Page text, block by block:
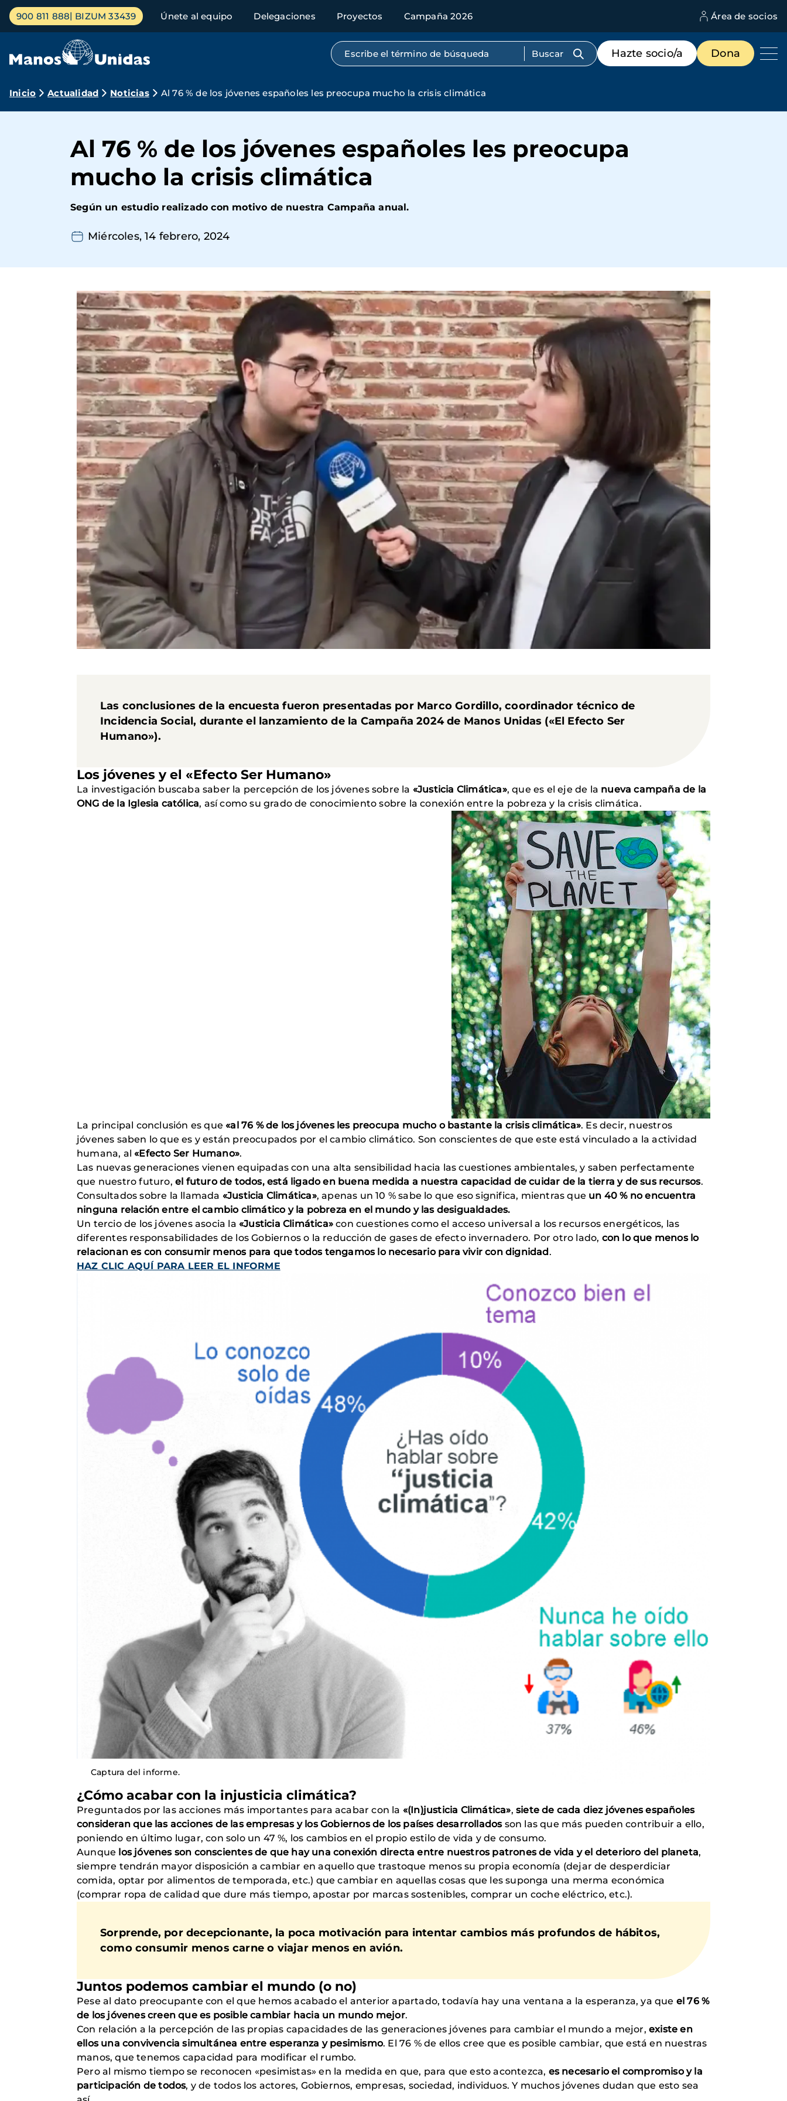
Pasar
contenido
Menú
principal
900 811 888 BIZUM 33439 Únete al equipo Delegaciones Proyectos Campaña 2026 Área de socios
Búsqueda por texto completo
Menú
de
destacados
Hazte socio/a Dona
Ruta
navegación
Inicio Actualidad Noticias Al 76 % de los jóvenes españoles les preocupa mucho la crisis climática
Al 76 % de los jóvenes españoles les preocupa
mucho la crisis climática
Según un estudio realizado con motivo de nuestra Campaña anual.
Miércoles, 14 febrero, 2024
Las conclusiones de la encuesta fueron presentadas por Marco Gordillo, coordinador técnico de
Incidencia Social, durante el lanzamiento de la Campaña 2024 de Manos Unidas («El Efecto Ser
Humano»).
Los jóvenes y el «Efecto Ser Humano»
La investigación buscaba saber la percepción de los jóvenes sobre la «Justicia Climática», que es el eje de la nueva campaña de la
ONG de la Iglesia católica, así como su grado de conocimiento sobre la conexión entre la pobreza y la crisis climática.
La principal conclusión es que«al 76 % de los jóvenes les preocupa mucho o bastante la crisis climática». Es decir, nuestros
jóvenes saben lo que es y están preocupados por el cambio climático. Son conscientes de que este está vinculado a la actividad
humana, al«Efecto Ser Humano».
Las nuevas generaciones vienen equipadas con una alta sensibilidad hacia las cuestiones ambientales, y saben perfectamente
que nuestro futuro, el futuro de todos, está ligado en buena medida a nuestra capacidad de cuidar de la tierra y de sus recursos.
Consultados sobre la llamada «Justicia Climática», apenas un 10 % sabe lo que eso significa, mientras que un 40 % no encuentra
ninguna relación entre el cambio climático y la pobreza en el mundo y las desigualdades.
Un tercio de los jóvenes asocia la «Justicia Climática» con cuestiones como el acceso universal a los recursos energéticos, las
diferentes responsabilidades de los Gobiernos o la reducción de gases de efecto invernadero. Por otro lado, con lo que menos lo
relacionan es con consumir menos para que todos tengamos lo necesario para vivir con dignidad.
HAZ CLIC AQUÍ PARA LEER EL INFORME
Captura del informe.
¿Cómo acabar con la injusticia climática?
Preguntados por las acciones más importantes para acabar con la «(In)justicia Climática»,siete de cada diez jóvenes españoles
consideran que las acciones de las empresas y los Gobiernos de los países desarrolladosson las que más pueden contribuir a ello,
poniendo en último lugar, con solo un 47 %, los cambios en el propio estilo de vida y de consumo.
Aunque los jóvenes son conscientes de que hay una conexión directa entre nuestros patrones de vida y el deterioro del planeta,
siempre tendrán mayor disposición a cambiar en aquello que trastoque menos su propia economía (dejar de desperdiciar
comida, optar por alimentos de temporada, etc.) que cambiar en aquellas cosas que les suponga una merma económica
(comprar ropa de calidad que dure más tiempo, apostar por marcas sostenibles, comprar un coche eléctrico, etc.).
Sorprende, por decepcionante, la poca motivación para intentar cambios más profundos de hábitos,
como consumir menos carne o viajar menos en avión.
Juntos podemos cambiar el mundo (o no)
Pese al dato preocupante con el que hemos acabado el anterior apartado, todavía hay una ventana a la esperanza, ya que el 76 %
de los jóvenes creen que es posible cambiar hacia un mundo mejor.
Con relación a la percepción de las propias capacidades de las generaciones jóvenes para cambiar el mundo a mejor, existe en
ellos una convivencia simultánea entre esperanza y pesimismo. El 76 % de ellos cree que es posible cambiar, que está en nuestras
manos, que tenemos capacidad para modificar el rumbo.
Pero al mismo tiempo se reconocen «pesimistas» en la medida en que, para que esto acontezca, es necesario el compromiso y la
participación de todos, y de todos los actores, Gobiernos, empresas, sociedad, individuos. Y muchos jóvenes dudan que esto sea